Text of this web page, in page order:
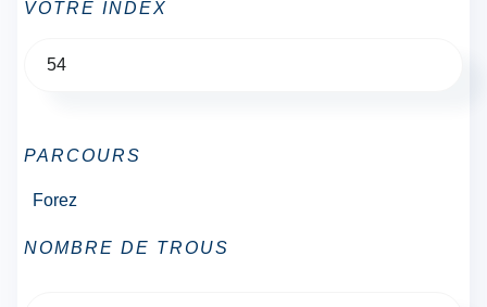
VOTRE INDEX
PARCOURS
Forez
NOMBRE DE TROUS